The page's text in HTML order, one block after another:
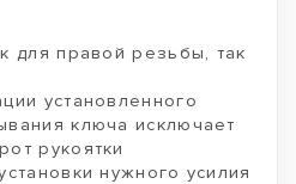
для правой резьбы, так
установленного
ключа исключает
рукоятки
нужного усилия